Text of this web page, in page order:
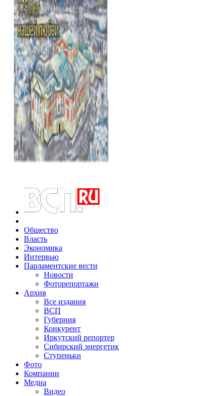
Общество
Власть
Экономика
Интервью
Парламентские вести
Новости
Фоторепортажи
Архив
Все издания
ВСП
Губерния
Конкурент
Иркутский репортер
Сибирский энергетик
Ступеньки
Фото
Компании
Медиа
Видео